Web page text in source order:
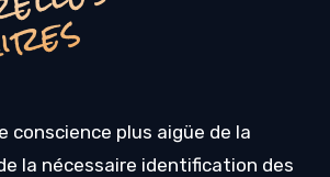
conscience plus aigüe de la
la nécessaire identification des